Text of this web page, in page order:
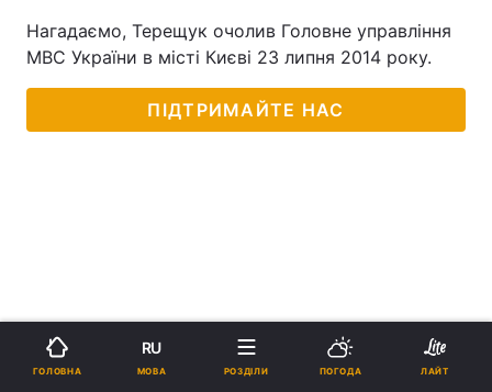
Нагадаємо, Терещук очолив Головне управління
МВС України в місті Києві 23 липня 2014 року.
ПІДТРИМАЙТЕ НАС
ГОЛОВНА
RU
МОВА РОЗДІЛИ ПОГОДА ЛАЙТ